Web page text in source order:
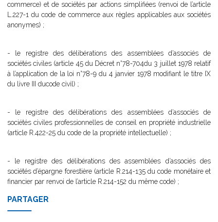
commerce) et de sociétés par actions simplifiées (renvoi de l’article
L.227-1 du code de commerce aux règles applicables aux sociétés
anonymes) ;
- le registre des délibérations des assemblées d’associés de
sociétés civiles (article 45 du Décret n°78-704du 3 juillet 1978 relatif
à l’application de la loi n°78-9 du 4 janvier 1978 modifiant le titre IX
du livre III ducode civil) ;
- le registre des délibérations des assemblées d’associés de
sociétés civiles professionnelles de conseil en propriété industrielle
(article R.422-25 du code de la propriété intellectuelle) ;
- le registre des délibérations des assemblées d’associés des
sociétés d’épargne forestière (article R.214-135 du code monétaire et
financier par renvoi de l’article R.214-152 du même code) ;
PARTAGER